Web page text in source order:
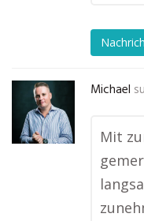
Michael
Mit